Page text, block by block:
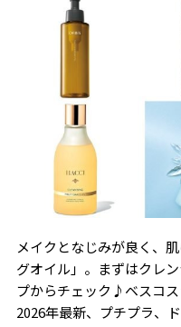
メイクとなじみが良く、
グオイル」。まずはクレ
プからチェック♪ベスコス
2026年最新、プチプラ、